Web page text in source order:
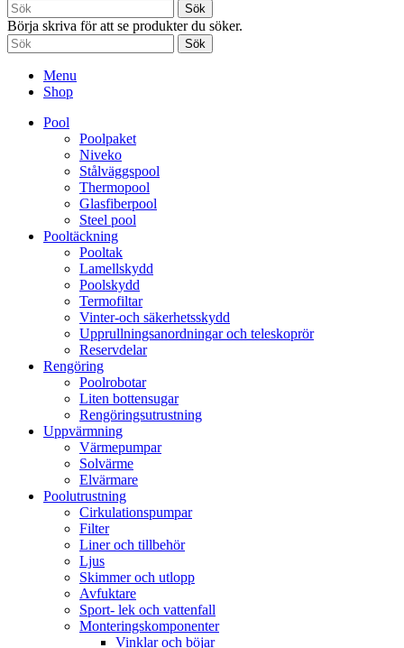
Sök
Börja skriva för att se produkter du söker.
Sök
Menu
Shop
Pool
Poolpaket
Niveko
Stålväggspool
Thermopool
Glasfiberpool
Steel pool
Pooltäckning
Pooltak
Lamellskydd
Poolskydd
Termofiltar
Vinter-och säkerhetsskydd
Upprullningsanordningar och teleskoprör
Reservdelar
Rengöring
Poolrobotar
Liten bottensugar
Rengöringsutrustning
Uppvärmning
Värmepumpar
Solvärme
Elvärmare
Poolutrustning
Cirkulationspumpar
Filter
Liner och tillbehör
Ljus
Skimmer och utlopp
Avfuktare
Sport- lek och vattenfall
Monteringskomponenter
Vinklar och böjar